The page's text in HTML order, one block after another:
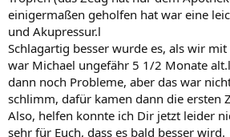
einigermaßen geholfen hat war eine
und Akupressur.l
Schlagartig besser wurde es, als wir
war Michael ungefähr 5 1/2 Monate
dann noch Probleme, aber das war
schlimm, dafür kamen dann die ersten
Also, helfen konnte ich Dir jetzt leider
sehr für Euch, dass es bald besser wird.